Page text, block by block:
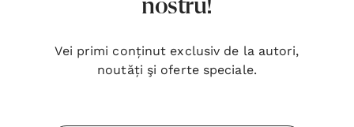
nostru!
Vei primi conținut exclusiv de la autori,
noutăți şi oferte speciale.